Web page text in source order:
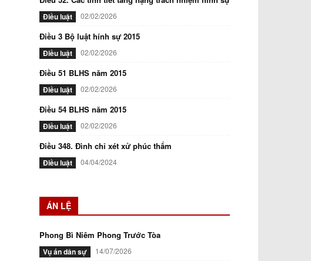
Điều luật 02/02/2026
Điều 3 Bộ luật hính sự 2015
Điều luật 02/02/2026
Điều 51 BLHS năm 2015
Điều luật 02/02/2026
Điều 54 BLHS năm 2015
Điều luật 02/02/2026
Điều 348. Đình chỉ xét xử phúc thẩm
Điều luật 04/04/2024
ÁN LỆ
Phong Bì Niêm Phong Trước Tòa
Vụ án dân sự 14/07/2026